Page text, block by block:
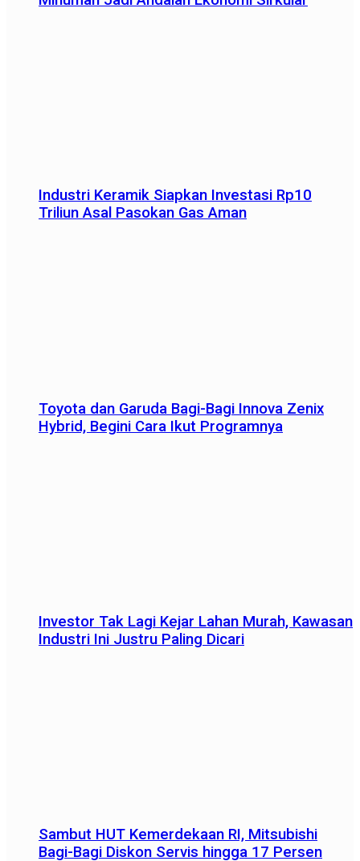
Industri Keramik Siapkan Investasi Rp10
Triliun Asal Pasokan Gas Aman
Toyota dan Garuda Bagi-Bagi Innova Zenix
Hybrid, Begini Cara Ikut Programnya
Investor Tak Lagi Kejar Lahan Murah, Kawasan
Industri Ini Justru Paling Dicari
Sambut HUT Kemerdekaan RI, Mitsubishi
Bagi-Bagi Diskon Servis hingga 17 Persen